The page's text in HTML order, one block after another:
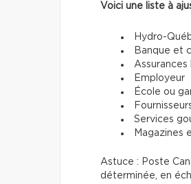
Voici une liste à
Hydro-
Banque et
Employeur
École ou
Services
Magazines
Astuce : Poste
déterminée, en